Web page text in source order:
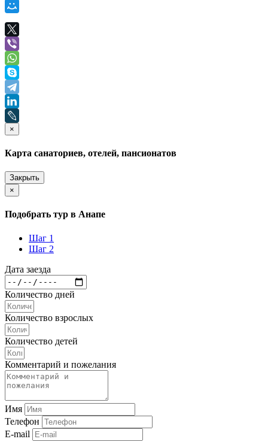
×
Карта санаториев, отелей, пансионатов
Закрыть
×
Подобрать тур в Анапе
Шаг 1
Шаг 2
Дата заезда
Количество дней
Количество взрослых
Количество детей
Комментарий и пожелания
Имя
Телефон
E-mail